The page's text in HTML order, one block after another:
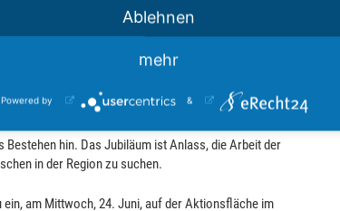
für die Region übernimmt und wie sie dazu beiträgt,
weiterzuentwickeln.
Motiven der Landesgartenschau und aus
aus der Region ausmalen und kreativ gestalten.
oder Garten zum Mitnehmen.
hin. Das Jubiläum ist Anlass, die Arbeit der
in der Region zu suchen.
ein, am Mittwoch, 24. Juni, auf der Aktionsfläche im
Ablehnen
mehr
Powered by &